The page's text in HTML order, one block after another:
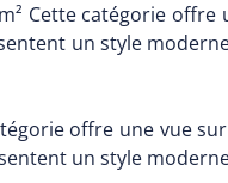
Cette catégorie
un style
offre une vue
un style